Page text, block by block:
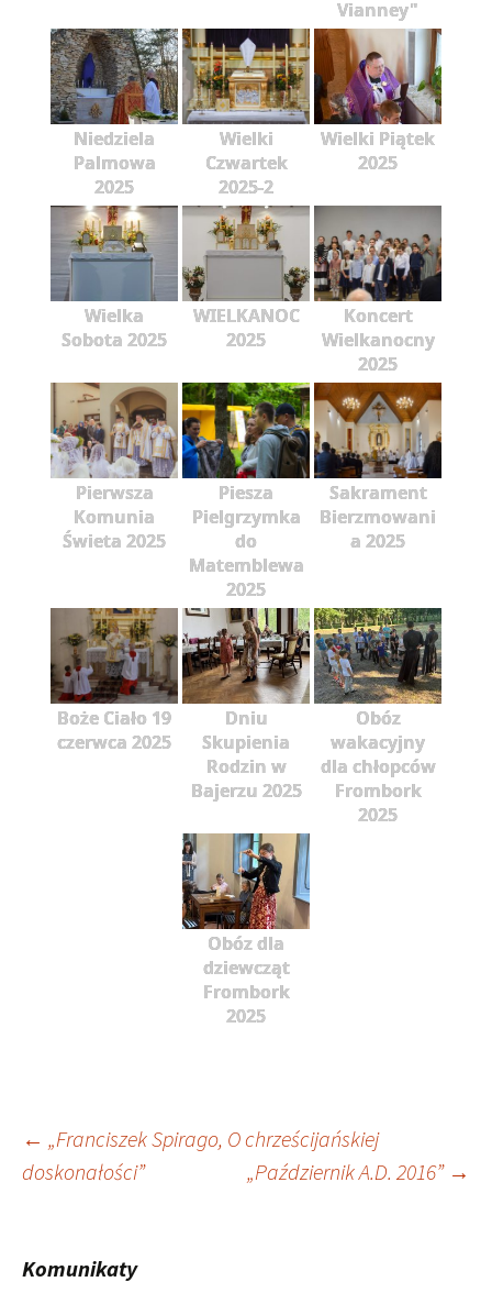
Vianney"
Niedziela
Palmowa
2025
Wielki
Czwartek
2025-2
Wielki Piątek
2025
Wielka
Sobota 2025
WIELKANOC
2025
Koncert
Wielkanocny
2025
Pierwsza
Komunia
Świeta 2025
Piesza
Pielgrzymka
do
Matemblewa
2025
Sakrament
Bierzmowani
a 2025
Boże Ciało 19
czerwca 2025
Dniu
Skupienia
Rodzin w
Bajerzu 2025
Obóz
wakacyjny
dla chłopców
Frombork
2025
Obóz dla
dziewcząt
Frombork
2025
Nawigacja
← „Franciszek Spirago, O chrześcijańskiej
doskonałości”
„Październik A.D. 2016” →
Komunikaty